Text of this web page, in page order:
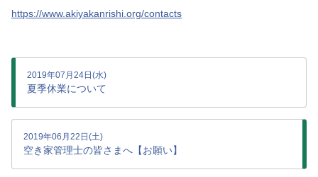
https://www.akiyakanrishi.org/contacts
2019年07月24日(水)
夏季休業について
2019年06月22日(土)
空き家管理士の皆さまへ【お願い】